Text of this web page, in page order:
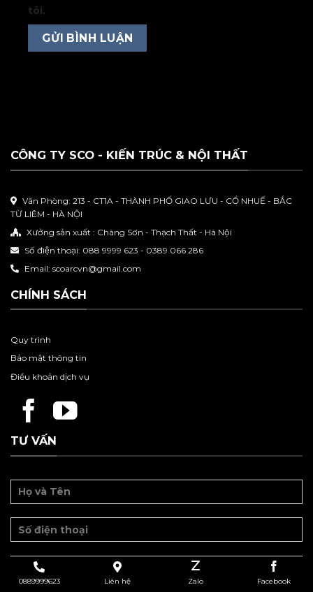
tôi.
CÔNG TY SCO - KIẾN TRÚC & NỘI THẤT
Văn Phòng: 213 - CT1A - THÀNH PHỐ GIAO LƯU - CỔ NHUẾ - BẮC
TỪ LIÊM - HÀ NỘI
Xưởng sản xuất : Chàng Sơn - Thạch Thất - Hà Nội
Số điện thoại: 088 9999 623 - 0389 066 286
Email: scoarcvn@gmail.com
CHÍNH SÁCH
Quy trình
Bảo mật thông tin
Điều khoản dịch vụ
TƯ VẤN
0889999623 Liên hệ Zalo Facebook